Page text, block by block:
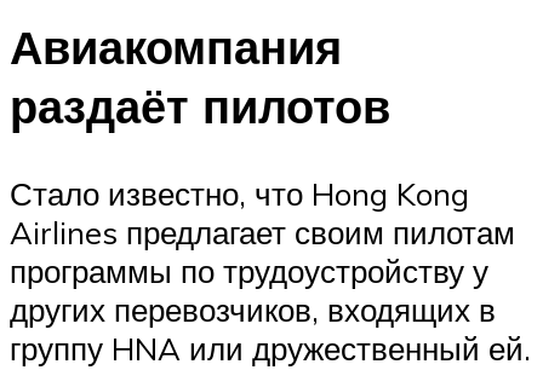
Авиакомпания
раздаёт пилотов
Стало известно, что Hong Kong
Airlines предлагает своим пилотам
программы по трудоустройству у
других перевозчиков, входящих в
группу HNA или дружественный ей.